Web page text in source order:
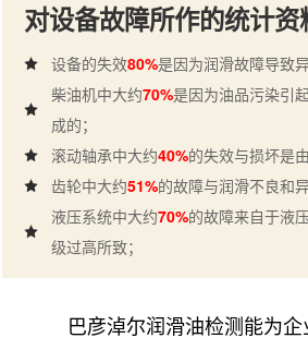
对设备故障所作的统计资
设备的失效80%是因为润滑故障导致
柴油机中大约70%是因为油品污染引
成的；
滚动轴承中大约40%的失效与损坏是
齿轮中大约51%的故障与润滑不良和
液压系统中大约70%的故障来自于液
级过高所致；
巴彦淖尔润滑油检测能为企